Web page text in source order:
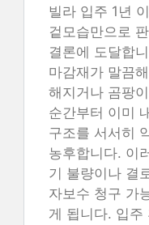
빌라 입주 1년
겉모습만으로
결론에 도달합
마감재가 말끔
해지거나 곰팡
순간부터 이미
구조를 서서히
농후합니다. 이
기 불량이나 결
자보수 청구 가
게 됩니다. 입주